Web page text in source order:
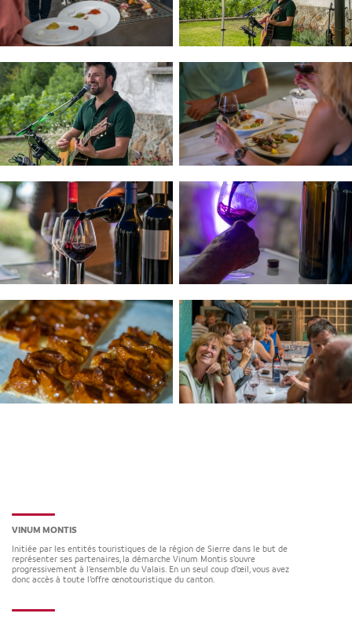
VINUM MONTIS
Initiée par les entités touristiques de la région de Sierre dans le but de
représenter ses partenaires, la démarche Vinum Montis s’ouvre
progressivement à l’ensemble du Valais. En un seul coup d’œil, vous avez
donc accès à toute l’offre œnotouristique du canton.